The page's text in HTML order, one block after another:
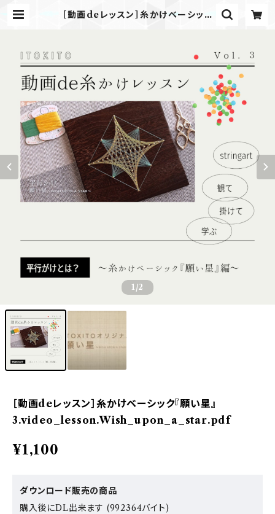
［動画deレッスン］糸かけベーシック
1 /2
［動画deレッスン］糸かけベーシック『願い星』
3.video_lesson.Wish_upon_a_star.pdf
¥1,100
ダウンロード販売の商品
購入後にDL出来ます (992364バイト)